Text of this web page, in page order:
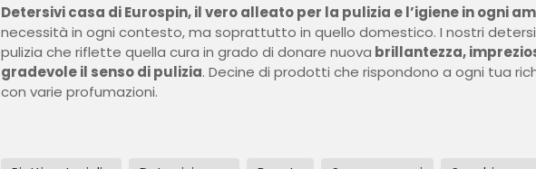
Detersivi casa di Eurospin, il vero alleato per la pulizia e l’igiene in ogni
necessità in ogni contesto, ma soprattutto in quello domestico. I nostri
pulizia che riflette quella cura in grado di donare nuova brillantezza,
gradevole il senso di pulizia. Decine di prodotti che rispondono a ogni tua
con varie profumazioni.